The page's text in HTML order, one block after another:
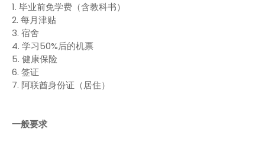
1. 毕业前免学费（含教科书）
2. 每月津贴
3. 宿舍
4. 学习50%后的机票
5. 健康保险
6. 签证
7. 阿联酋身份证（居住）
一般要求